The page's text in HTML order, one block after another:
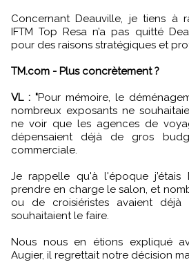
Concernant Deauville, je tiens à
IFTM Top Resa n’a pas quitté
pour des raisons stratégiques et
TM.com - Plus concrètement ?
VL : "Pour mémoire, le
nombreux exposants ne
ne voir que les agences de
dépensaient déjà de gros
commerciale.
Je rappelle qu'à l'époque
prendre en charge le salon, et
ou de croisiéristes avaient
souhaitaient le faire.
Nous nous en étions expliqué
Augier, il regrettait notre décision